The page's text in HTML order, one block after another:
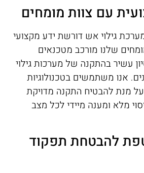
עם צוות מומחים
גילוי אש דורשת ידע מקצועי
שלנו מורכב מטכנאים
עשיר בהתקנה של מערכות גילוי
אנו משתמשים בטכנולוגיות
מנת להבטיח התקנה מדויקת
מלא ומענה מיידי לכל מצב
להבטחת תפקוד